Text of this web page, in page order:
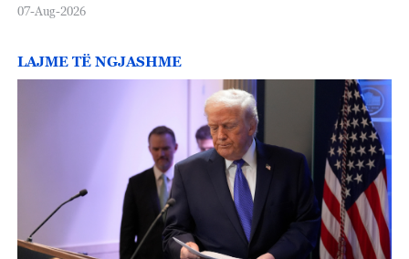
07-Aug-2026
LAJME TË NGJASHME